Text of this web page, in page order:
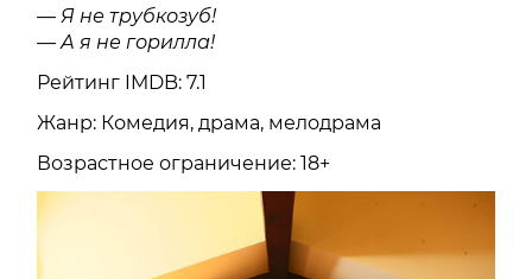
— Я не трубкозуб!
— А я не горилла!
Рейтинг IMDB: 7.1
Жанр: Комедия, драма, мелодрама
Возрастное ограничение: 18+